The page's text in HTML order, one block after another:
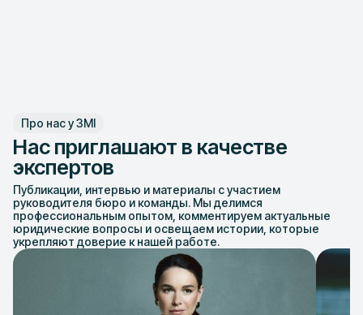
Про нас у ЗМІ
Нас приглашают в качестве
экспертов
Публикации, интервью и материалы с участием
руководителя бюро и команды. Мы делимся
профессиональным опытом, комментируем актуальные
юридические вопросы и освещаем истории, которые
укрепляют доверие к нашей работе.